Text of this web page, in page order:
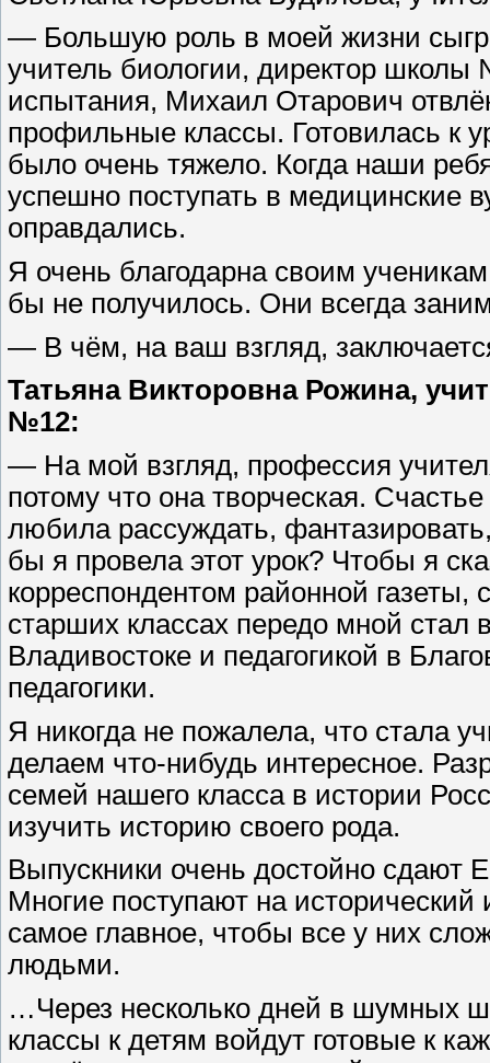
— Большую роль в моей жизни
учитель биологии, директор
испытания, Михаил Отарович
профильные классы. Готовилась к
было очень тяжело. Когда наши
успешно поступать в медицинские
оправдались.
Я очень благодарна своим
бы не получилось. Они всегда
— В чём, на ваш взгляд,
Татьяна Викторовна Рожина,
№12:
— На мой взгляд, профессия
потому что она творческая.
любила рассуждать,
бы я провела этот урок? Чтобы я
корреспондентом районной газеты,
старших классах передо мной
Владивостоке и педагогикой в
педагогики.
Я никогда не пожалела, что стала
делаем что-нибудь интересное.
семей нашего класса в истории
изучить историю своего рода.
Выпускники очень достойно сдают
Многие поступают на
самое главное, чтобы все у них
людьми.
…Через несколько дней в шумных
классы к детям войдут готовые к